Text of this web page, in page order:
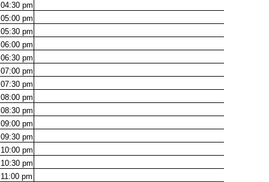
04:30 pm
05:00 pm
05:30 pm
06:00 pm
06:30 pm
07:00 pm
07:30 pm
08:00 pm
08:30 pm
09:00 pm
09:30 pm
10:00 pm
10:30 pm
11:00 pm